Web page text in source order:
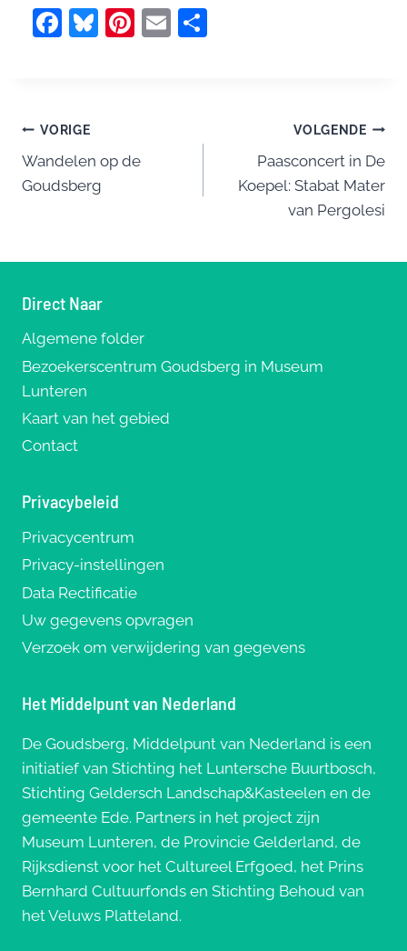
F
b
o
o
Bl Pi E
Bericht
navigatie
VORIGE
Wandelen op de
Goudsberg
VOLGENDE
Paasconcert in De
Koepel: Stabat Mater
van Pergolesi
Direct Naar
Algemene folder
Bezoekerscentrum Goudsberg in Museum
Lunteren
Kaart van het gebied
Contact
Privacybeleid
Privacycentrum
Privacy-instellingen
Data Rectificatie
Uw gegevens opvragen
Verzoek om verwijdering van gegevens
Het Middelpunt van Nederland
De Goudsberg, Middelpunt van Nederland is een
initiatief van Stichting het Luntersche Buurtbosch,
Stichting Geldersch Landschap&Kasteelen en de
gemeente Ede. Partners in het project zijn
Museum Lunteren, de Provincie Gelderland, de
Rijksdienst voor het Cultureel Erfgoed, het Prins
Bernhard Cultuurfonds en Stichting Behoud van
het Veluws Platteland.